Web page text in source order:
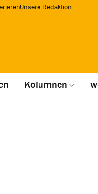
Unsere Redaktion
Kolumnen